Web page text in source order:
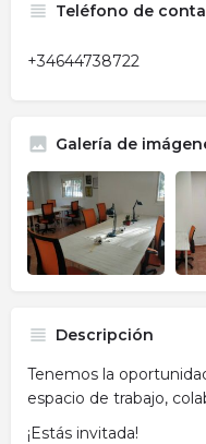
Teléfono de
+34644738722
Galería de
Descripción
Tenemos la
espacio de trabajo,
¡Estás invitada!